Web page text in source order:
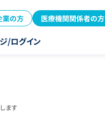
業の方 医療機関関係者の方
/ログイン
ます